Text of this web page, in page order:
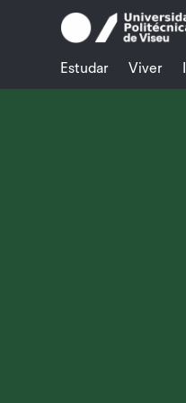
Estudar Viver